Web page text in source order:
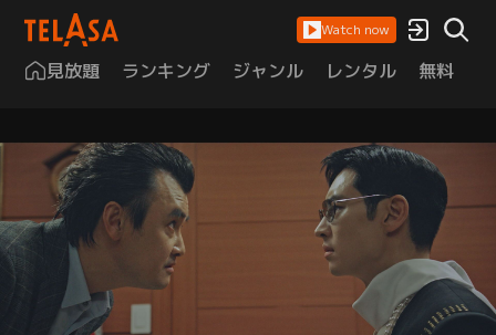
Watch now
見放題 ランキング ジャンル レンタル 無料